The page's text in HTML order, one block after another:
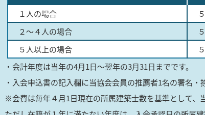
１人の場合
２〜４人の場合
５人以上の場合
・会計年度は当年の4月1日～翌年の3月31日までです。
・入会申込書の記入欄に当協会会員の推薦者1名の署名・
※会費は毎年４月1日現在の所属建築士数を基準として、